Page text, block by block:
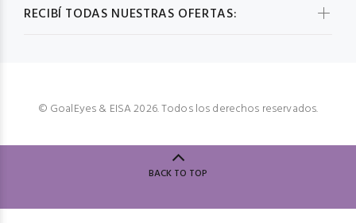
RECIBÍ TODAS NUESTRAS OFERTAS:
© GoalEyes & EISA 2026. Todos los derechos reservados.
BACK TO TOP